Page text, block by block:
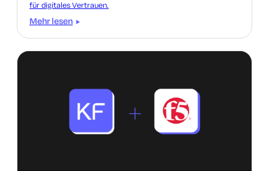
für digitales Vertrauen.
Mehr lesen